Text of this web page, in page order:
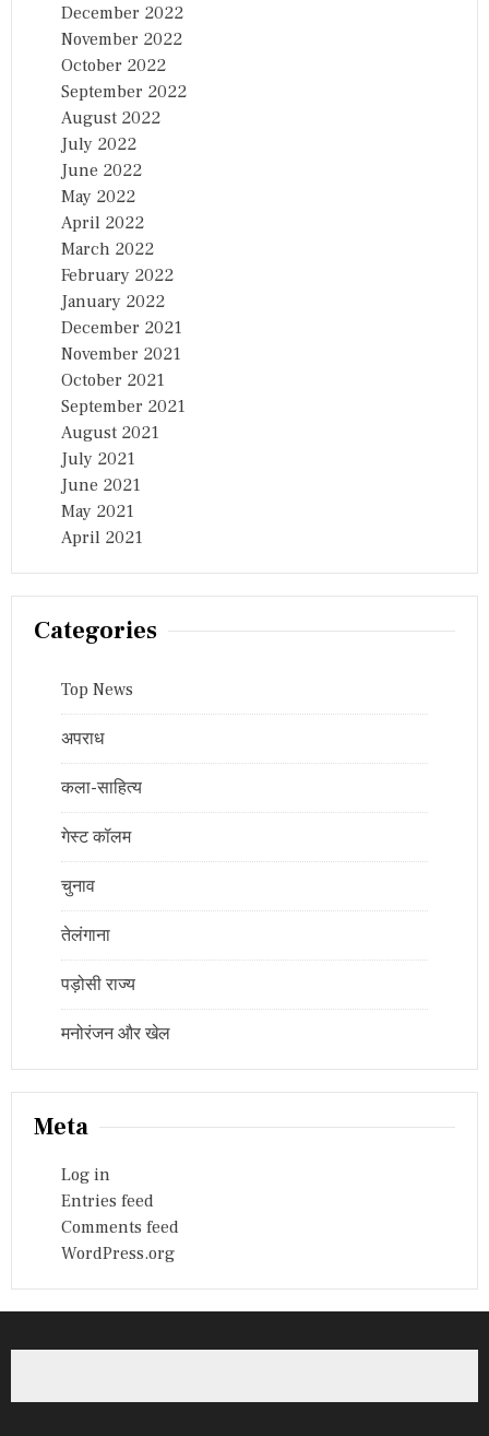
December 2022
November 2022
October 2022
September 2022
August 2022
July 2022
June 2022
May 2022
April 2022
March 2022
February 2022
January 2022
December 2021
November 2021
October 2021
September 2021
August 2021
July 2021
June 2021
May 2021
April 2021
Categories
Top News
अपराध
कला-साहित्य
गेस्ट कॉलम
चुनाव
तेलंगाना
पड़ोसी राज्य
मनोरंजन और खेल
Meta
Log in
Entries feed
Comments feed
WordPress.org